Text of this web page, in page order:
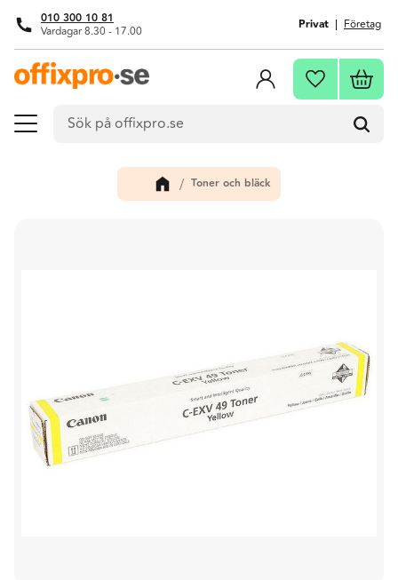
Meny
010 300 10 81
Vardagar 8.30 - 17.00 Privat Företag
Favoriter
Toner och bläck